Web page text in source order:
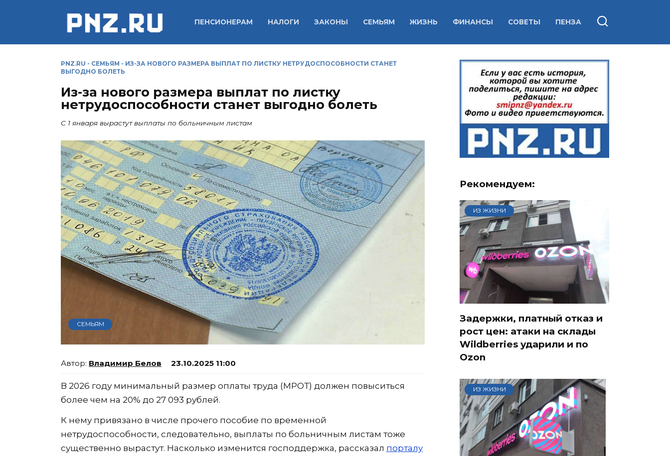
ПЕНСИОНЕРАМ НАЛОГИ ЗАКОНЫ СЕМЬЯМ ЖИЗНЬ ФИНАНСЫ СОВЕТЫ ПЕНЗА
PNZ.RU - СЕМЬЯМ - ИЗ-ЗА НОВОГО РАЗМЕРА ВЫПЛАТ ПО ЛИСТКУ НЕТРУДОСПОСОБНОСТИ СТАНЕТ
ВЫГОДНО БОЛЕТЬ
Из-за нового размера выплат по листку
нетрудоспособности станет выгодно болеть
С 1 января вырастут выплаты по больничным листам
СЕМЬЯМ
Владимир Белов 23.10.2025 11:00
В 2026 году минимальный размер оплаты труда (МРОТ) должен повыситься
более чем на 20% до 27 093 рублей.
К нему привязано в числе прочего пособие по временной
нетрудоспособности, следовательно, выплаты по больничным листам тоже
существенно вырастут. Насколько изменится господдержка, рассказал порталу
Рекомендуем:
ИЗ ЖИЗНИ
Задержки, платный отказ и
рост цен: атаки на склады
Wildberries ударили и по
Ozon
ИЗ ЖИЗНИ